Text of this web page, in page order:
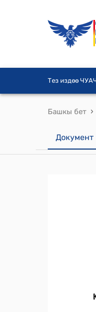
Тез издөө ЧУА
Башкы бет ›
Документ